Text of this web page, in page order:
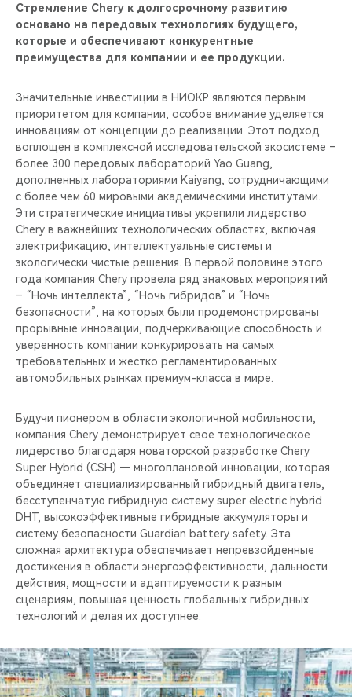
Стремление Chery к долгосрочному развитию
основано на передовых технологиях будущего,
которые и обеспечивают конкурентные
преимущества для компании и ее продукции.
Значительные инвестиции в НИОКР являются первым
приоритетом для компании, особое внимание уделяется
инновациям от концепции до реализации. Этот подход
воплощен в комплексной исследовательской экосистеме –
более 300 передовых лабораторий Yao Guang,
дополненных лабораториями Kaiyang, сотрудничающими
с более чем 60 мировыми академическими институтами.
Эти стратегические инициативы укрепили лидерство
Chery в важнейших технологических областях, включая
электрификацию, интеллектуальные системы и
экологически чистые решения. В первой половине этого
года компания Chery провела ряд знаковых мероприятий
– “Ночь интеллекта”, “Ночь гибридов” и “Ночь
безопасности”, на которых были продемонстрированы
прорывные инновации, подчеркивающие способность и
уверенность компании конкурировать на самых
требовательных и жестко регламентированных
автомобильных рынках премиум-класса в мире.
Будучи пионером в области экологичной мобильности,
компания Chery демонстрирует свое технологическое
лидерство благодаря новаторской разработке Chery
Super Hybrid (CSH) — многоплановой инновации, которая
объединяет специализированный гибридный двигатель,
бесступенчатую гибридную систему super electric hybrid
DHT, высокоэффективные гибридные аккумуляторы и
систему безопасности Guardian battery safety. Эта
сложная архитектура обеспечивает непревзойденные
достижения в области энергоэффективности, дальности
действия, мощности и адаптируемости к разным
сценариям, повышая ценность глобальных гибридных
технологий и делая их доступнее.